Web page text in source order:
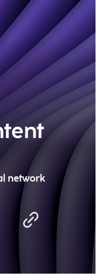
network